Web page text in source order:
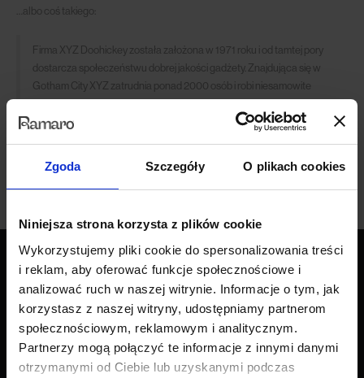
Zgoda Szczegóły O plikach cookies
Niniejsza strona korzysta z plików cookie
Wykorzystujemy pliki cookie do spersonalizowania treści
i reklam, aby oferować funkcje społecznościowe i
analizować ruch w naszej witrynie. Informacje o tym, jak
korzystasz z naszej witryny, udostępniamy partnerom
społecznościowym, reklamowym i analitycznym.
Partnerzy mogą połączyć te informacje z innymi danymi
otrzymanymi od Ciebie lub uzyskanymi podczas
…albo coś takiego:
Firma XYZ Doohickey została założona w 1971 roku i od tamtej pory
dostarcza społeczeństwu dobrej jakości gadżety. Znajdująca się w
Gotham City XYZ zatrudnia ponad 2000 osób i robi niesamowite
aby usunąć tę stronę i stworzyć nowe z własną treścią. Dobrej zabawy!
Produkty
Wszystkie produkty
Sofy
Narożniki